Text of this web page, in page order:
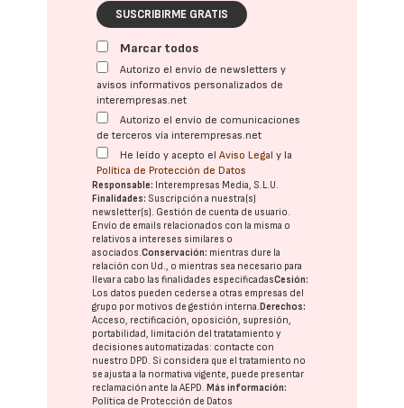
SUSCRIBIRME GRATIS
Marcar todos
Autorizo el envío de newsletters y
avisos informativos personalizados de
interempresas.net
Autorizo el envío de comunicaciones
de terceros vía interempresas.net
He leído y acepto elAviso Legal y la
Política de Protección de Datos
Responsable: Interempresas Media, S.L.U.
Finalidades: Suscripción a nuestra(s)
newsletter(s). Gestión de cuenta de usuario.
Envío de emails relacionados con la misma o
relativos a intereses similares o
asociados.Conservación: mientras dure la
relación con Ud., o mientras sea necesario para
llevar a cabo las finalidades especificadasCesión:
Los datos pueden cederse a otras empresas del
grupo por motivos de gestión interna.Derechos:
Acceso, rectificación, oposición, supresión,
portabilidad, limitación del tratatamiento y
decisiones automatizadas: contacte con
nuestro DPD. Si considera que el tratamiento no
se ajusta a la normativa vigente, puede presentar
reclamación ante laAEPD.Más información:
Política de Protección de Datos